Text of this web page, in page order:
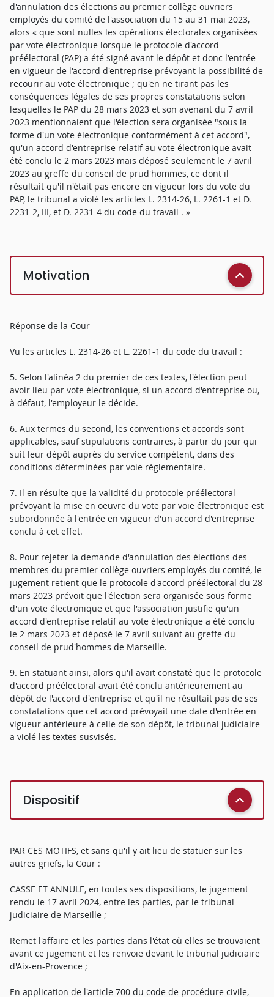
d'annulation des élections au premier collège ouvriers
employés du comité de l'association du 15 au 31 mai 2023,
alors « que sont nulles les opérations électorales organisées
par vote électronique lorsque le protocole d'accord
préélectoral (PAP) a été signé avant le dépôt et donc l'entrée
en vigueur de l'accord d'entreprise prévoyant la possibilité de
recourir au vote électronique ; qu'en ne tirant pas les
conséquences légales de ses propres constatations selon
lesquelles le PAP du 28 mars 2023 et son avenant du 7 avril
2023 mentionnaient que l'élection sera organisée "sous la
forme d'un vote électronique conformément à cet accord",
qu'un accord d'entreprise relatif au vote électronique avait
été conclu le 2 mars 2023 mais déposé seulement le 7 avril
2023 au greffe du conseil de prud'hommes, ce dont il
résultait qu'il n'était pas encore en vigueur lors du vote du
PAP, le tribunal a violé les articles L. 2314-26, L. 2261-1 et D.
2231-2, III, et D. 2231-4 du code du travail . »
Motivation
Réponse de la Cour
Vu les articles L. 2314-26 et L. 2261-1 du code du travail :
5. Selon l'alinéa 2 du premier de ces textes, l'élection peut
avoir lieu par vote électronique, si un accord d'entreprise ou,
à défaut, l'employeur le décide.
6. Aux termes du second, les conventions et accords sont
applicables, sauf stipulations contraires, à partir du jour qui
suit leur dépôt auprès du service compétent, dans des
conditions déterminées par voie réglementaire.
7. Il en résulte que la validité du protocole préélectoral
prévoyant la mise en oeuvre du vote par voie électronique est
subordonnée à l'entrée en vigueur d'un accord d'entreprise
conclu à cet effet.
8. Pour rejeter la demande d'annulation des élections des
membres du premier collège ouvriers employés du comité, le
jugement retient que le protocole d'accord préélectoral du 28
mars 2023 prévoit que l'élection sera organisée sous forme
d'un vote électronique et que l'association justifie qu'un
accord d'entreprise relatif au vote électronique a été conclu
le 2 mars 2023 et déposé le 7 avril suivant au greffe du
conseil de prud'hommes de Marseille.
9. En statuant ainsi, alors qu'il avait constaté que le protocole
d'accord préélectoral avait été conclu antérieurement au
dépôt de l'accord d'entreprise et qu'il ne résultait pas de ses
constatations que cet accord prévoyait une date d'entrée en
vigueur antérieure à celle de son dépôt, le tribunal judiciaire
a violé les textes susvisés.
Dispositif
PAR CES MOTIFS, et sans qu'il y ait lieu de statuer sur les
autres griefs, la Cour :
CASSE ET ANNULE, en toutes ses dispositions, le jugement
rendu le 17 avril 2024, entre les parties, par le tribunal
judiciaire de Marseille ;
Remet l'affaire et les parties dans l'état où elles se trouvaient
avant ce jugement et les renvoie devant le tribunal judiciaire
d'Aix-en-Provence ;
En application de l'article 700 du code de procédure civile,